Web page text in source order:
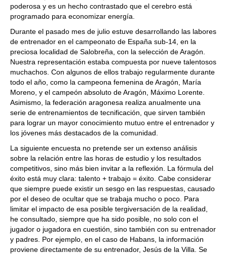
poderosa y es un hecho contrastado que el cerebro está
programado para economizar energía.
Durante el pasado mes de julio estuve desarrollando las labores
de entrenador en el campeonato de España sub-14, en la
preciosa localidad de Salobreña, con la selección de Aragón.
Nuestra representación estaba compuesta por nueve talentosos
muchachos. Con algunos de ellos trabajo regularmente durante
todo el año, como la campeona femenina de Aragón, María
Moreno, y el campeón absoluto de Aragón, Máximo Lorente.
Asimismo, la federación aragonesa realiza anualmente una
serie de entrenamientos de tecnificación, que sirven también
para lograr un mayor conocimiento mutuo entre el entrenador y
los jóvenes más destacados de la comunidad.
La siguiente encuesta no pretende ser un extenso análisis
sobre la relación entre las horas de estudio y los resultados
competitivos, sino más bien invitar a la reflexión. La fórmula del
éxito está muy clara: talento + trabajo = éxito. Cabe considerar
que siempre puede existir un sesgo en las respuestas, causado
por el deseo de ocultar que se trabaja mucho o poco. Para
limitar el impacto de esa posible tergiversación de la realidad,
he consultado, siempre que ha sido posible, no solo con el
jugador o jugadora en cuestión, sino también con su entrenador
y padres. Por ejemplo, en el caso de Habans, la información
proviene directamente de su entrenador, Jesús de la Villa. Se